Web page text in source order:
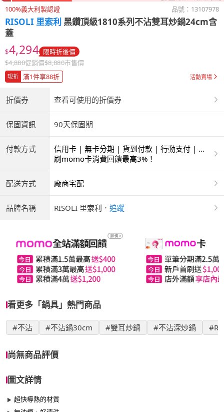
100%義大利製認證 品號： 13107978
RISOLI 里索利 黑鑽頂級1810系列不沾雙耳炒鍋24cm含
蓋
$4,294 限時折後價
$4,880促銷價$8,880市售價
現折 滿1件享88折 活動賣場
折價券 查看可使用的折價券
保固資訊 90天保固期
付款方式
信用卡 | 無卡分期 | 貨到付款 | 行動支付 | 超
商付款 | ATM | 銀聯卡 | 銀行帳戶付款
刷momo卡消費回饋最高3%！
配送方式 廠商宅配
品牌名稱 RISOLI 里索利 ． 追蹤
看更多「鍋具」熱門商品
#不沾 #不沾鍋30cm #雙耳炒鍋 #不沾深炒鍋
尚無商品評價
圖文詳情
超快導熱的材質